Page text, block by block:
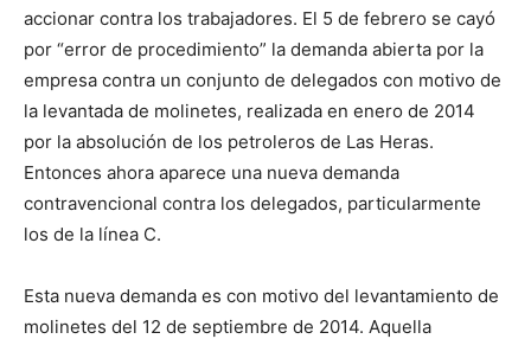
accionar contra los trabajadores. El 5 de febrero se cayó
por “error de procedimiento” la demanda abierta por la
empresa contra un conjunto de delegados con motivo de
la levantada de molinetes, realizada en enero de 2014
por la absolución de los petroleros de Las Heras.
Entonces ahora aparece una nueva demanda
contravencional contra los delegados, particularmente
los de la línea C.
Esta nueva demanda es con motivo del levantamiento de
molinetes del 12 de septiembre de 2014. Aquella